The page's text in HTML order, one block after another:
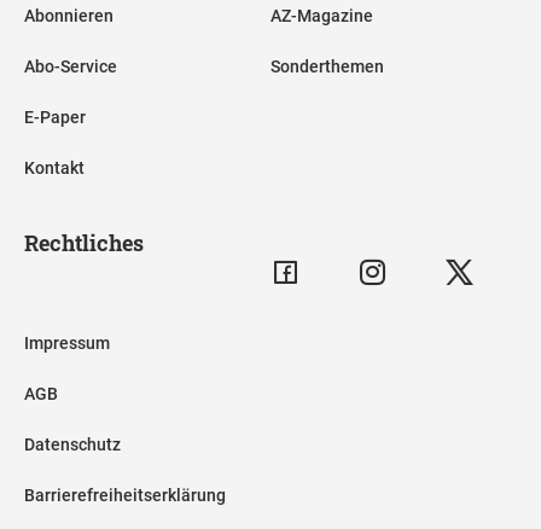
Abonnieren
Abo-Service
E-Paper
Kontakt
AZ-Magazine
Sonderthemen
Rechtliches
Impressum
AGB
Datenschutz
Barrierefreiheitserklärung